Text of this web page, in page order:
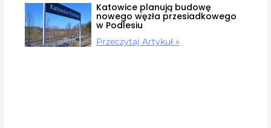
Katowice planują budowę
nowego węzła przesiadkowego
w Podlesiu
Przeczytaj Artykuł »